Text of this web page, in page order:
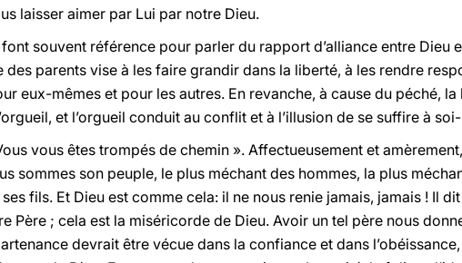
laisser aimer par Lui par notre Dieu.
souvent référence pour parler du rapport d’alliance entre Dieu
des parents vise à les faire grandir dans la liberté, à les rendre
eux-mêmes et pour les autres. En revanche, à cause du péché, la
et l’orgueil conduit au conflit et à l’illusion de se suffire à
vous êtes trompés de chemin ». Affectueusement et
sommes son peuple, le plus méchant des hommes, la plus
fils. Et Dieu est comme cela: il ne nous renie jamais, jamais ! Il
Père ; cela est la miséricorde de Dieu. Avoir un tel père nous
devrait être vécue dans la confiance et dans